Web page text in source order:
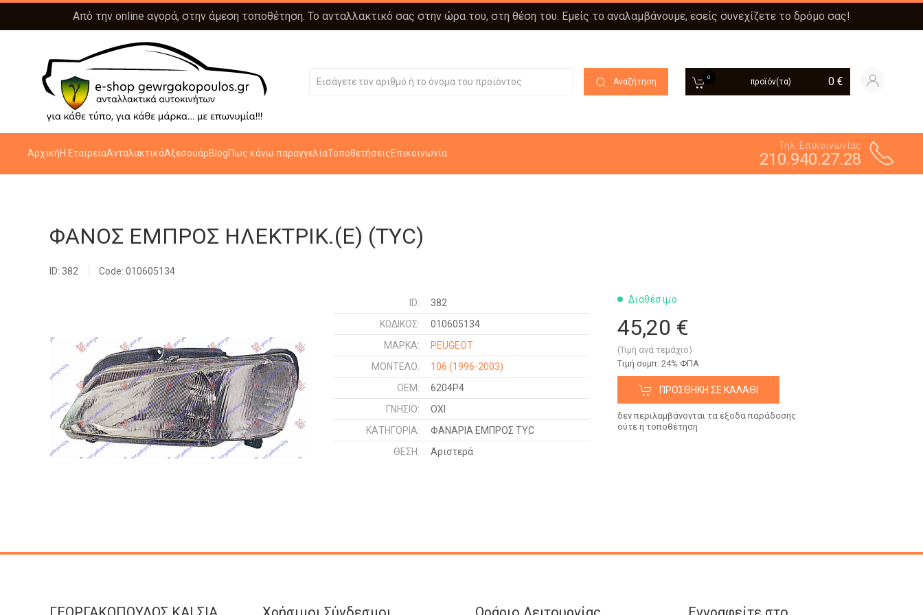
Από την online αγορά, στην άμεση τοποθέτηση. Το ανταλλακτικό σας στην ώρα του, στη θέση του. Εμείς το αναλαμβάνουμε, εσείς συνεχίζετε το δρόμο σας!
Αναζήτηση 0 προϊόν(τα) 0 €
ΑρχικήΗ ΕταιρείαΑνταλακτικάΑξεσουάρBlogΠως κάνω παραγγελίαΤοποθετήσειςΕπικοινωνία
Τηλ. Επικοινωνίας
210.940.27.28
ΦΑΝΟΣ ΕΜΠΡΟΣ ΗΛΕΚΤΡΙΚ.(E) (TYC)
ID: 382 Code: 010605134
ID:
382
ΚΩΔΙΚΌΣ:
010605134
ΜΑΡΚΑ:
PEUGEOT
ΜΟΝΤΕΛΟ:
106 (1996-2003)
OEM:
6204P4
ΓΝΉΣΙΟ:
ΟΧΙ
ΚΑΤΗΓΟΡΊΑ:
ΦΑΝΑΡΙΑ ΕΜΠΡΟΣ TYC
ΘΈΣΗ:
Αριστερά
Διαθέσιμο
45,20 €
(Τιμή ανά τεμάχιο)
Tιμή συμπ. 24% ΦΠΑ
ΠΡΟΣΘΉΚΗ ΣΕ ΚΑΛΆΘΙ
δεν περιλαμβάνονται τα έξοδα παράδοσης
ούτε η τοποθέτηση